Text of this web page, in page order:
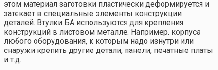
этом материал заготовки пластически деформируется и
затекает в специальные элементы конструкции
деталей. Втулки БА используются для крепления
конструкций в листовом металле. Например, корпуса
любого оборудования, к которым надо изнутри или
снаружи крепить другие детали, панели, печатные платы
и т.д.